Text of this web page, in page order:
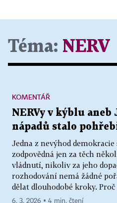
Téma: NERV
NERVy v kýblu aneb
nápadů stalo
Jedna z nevýhod
zodpovědná jen za těch
vládnutí, nikoliv za jeho
rozhodování nemá žádné
dělat dlouhodobé kroky. Proč
KOMENTÁŘ
6. 3. 2026 ▪ 4 min. čtení